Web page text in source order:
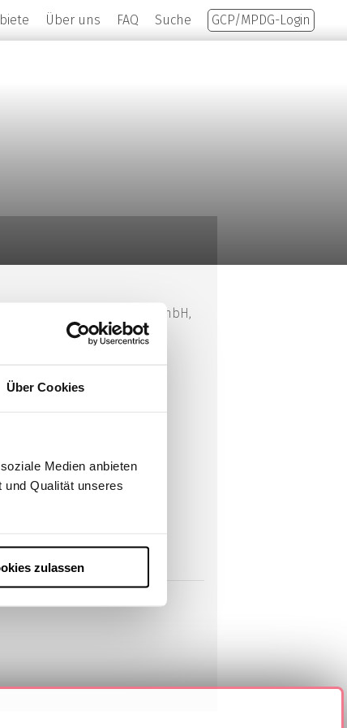
Über Cookies
Medien anbieten
Qualität unseres
zulassen
Über uns FAQ Suche GCP/MPDG-Login
der Winicker Norimed GmbH,